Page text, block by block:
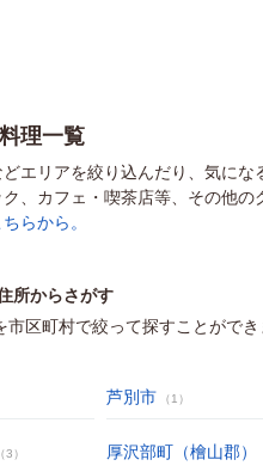
理一覧
エリアを絞り込んだり、気に
、カフェ・喫茶店等、その他の
らから。
所からさがす
市区町村で絞って探すことがで
芦別市 （1）
（3） 厚沢部町（檜山郡）